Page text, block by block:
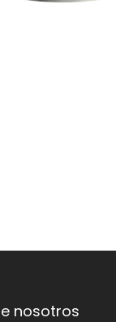
nosotros